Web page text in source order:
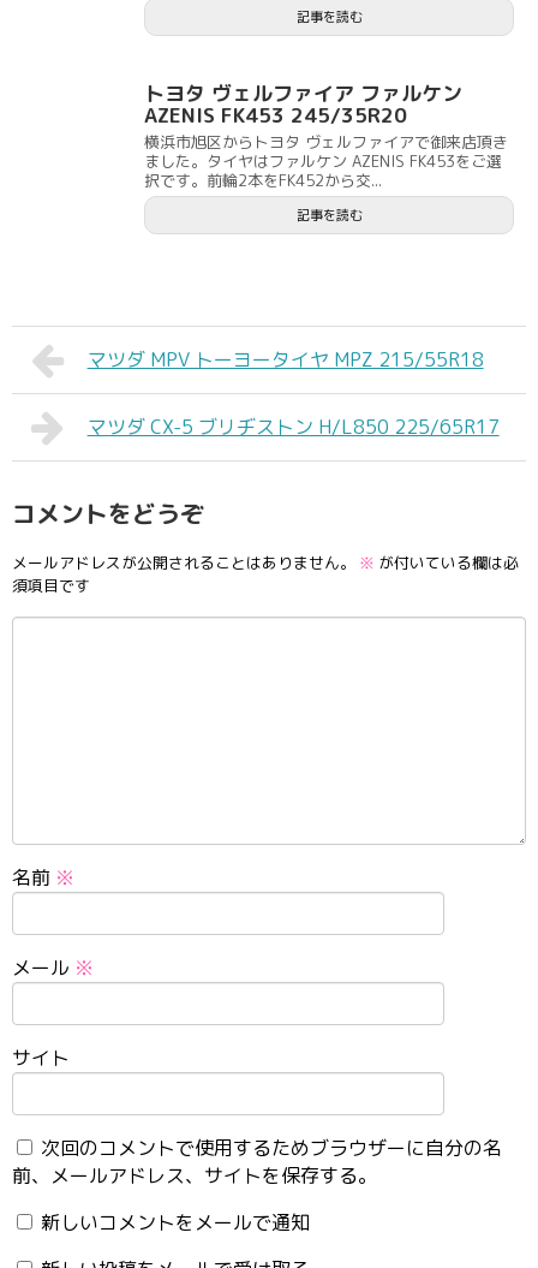
記事を読む
トヨタ ヴェルファイア ファルケン
AZENIS FK453 245/35R20
横浜市旭区からトヨタ ヴェルファイアで御来店頂き
ました。タイヤはファルケン AZENIS FK453をご選
択です。前輪2本をFK452から交...
記事を読む
マツダ MPV トーヨータイヤ MPZ 215/55R18
マツダ CX-5 ブリヂストン H/L850 225/65R17
コメントをどうぞ
メールアドレスが公開されることはありません。 ※ が付いている欄は必
須項目です
名前 ※
メール ※
サイト
次回のコメントで使用するためブラウザーに自分の名
前、メールアドレス、サイトを保存する。
新しいコメントをメールで通知